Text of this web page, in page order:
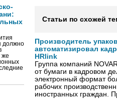
должно
же
Статьи по схожей
Производитель
автоматизировал
HRlink
Группа компаний
от бумаги в кадровом
электронный формат
рабочих
иностранных граждан.